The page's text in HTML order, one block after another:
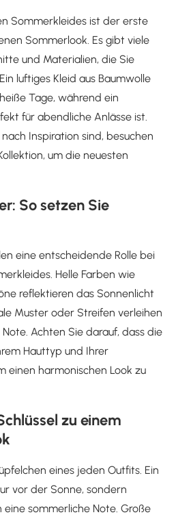
Sommerkleides ist der erste
Sommerlook. Es gibt viele
und Materialien, die Sie
luftiges Kleid aus Baumwolle
Tage, während ein
für abendliche Anlässe ist.
Inspiration sind, besuchen
um die neuesten
So setzen Sie
eine entscheidende Rolle bei
Helle Farben wie
reflektieren das Sonnenlicht
Muster oder Streifen verleihen
Achten Sie darauf, dass die
Hauttyp und Ihrer
einen harmonischen Look zu
zu einem
eines jeden Outfits. Ein
vor der Sonne, sondern
sommerliche Note. Große